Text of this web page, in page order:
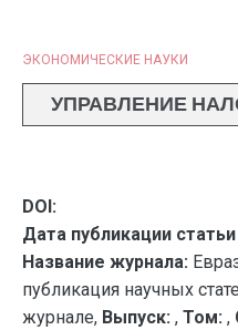
ЭКОНОМИЧЕСКИЕ НАУКИ
УПРАВЛЕНИЕ
DOI:
Дата публикации
Название журнала:
публикация научных
журнале, Выпуск: , Том: ,